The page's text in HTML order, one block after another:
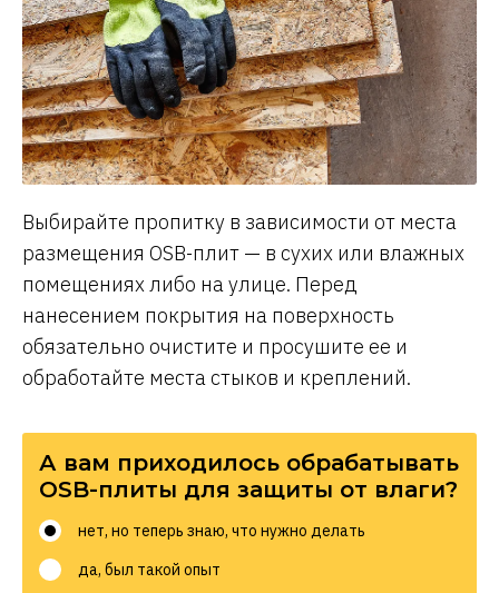
Выбирайте пропитку в зависимости от места
размещения OSB-плит — в сухих или влажных
помещениях либо на улице. Перед
нанесением покрытия на поверхность
обязательно очистите и просушите ее и
обработайте места стыков и креплений.
А вам приходилось обрабатывать
OSB-плиты для защиты от влаги?
нет, но теперь знаю, что нужно делать
да, был такой опыт